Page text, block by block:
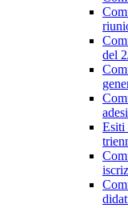
del
Esiti